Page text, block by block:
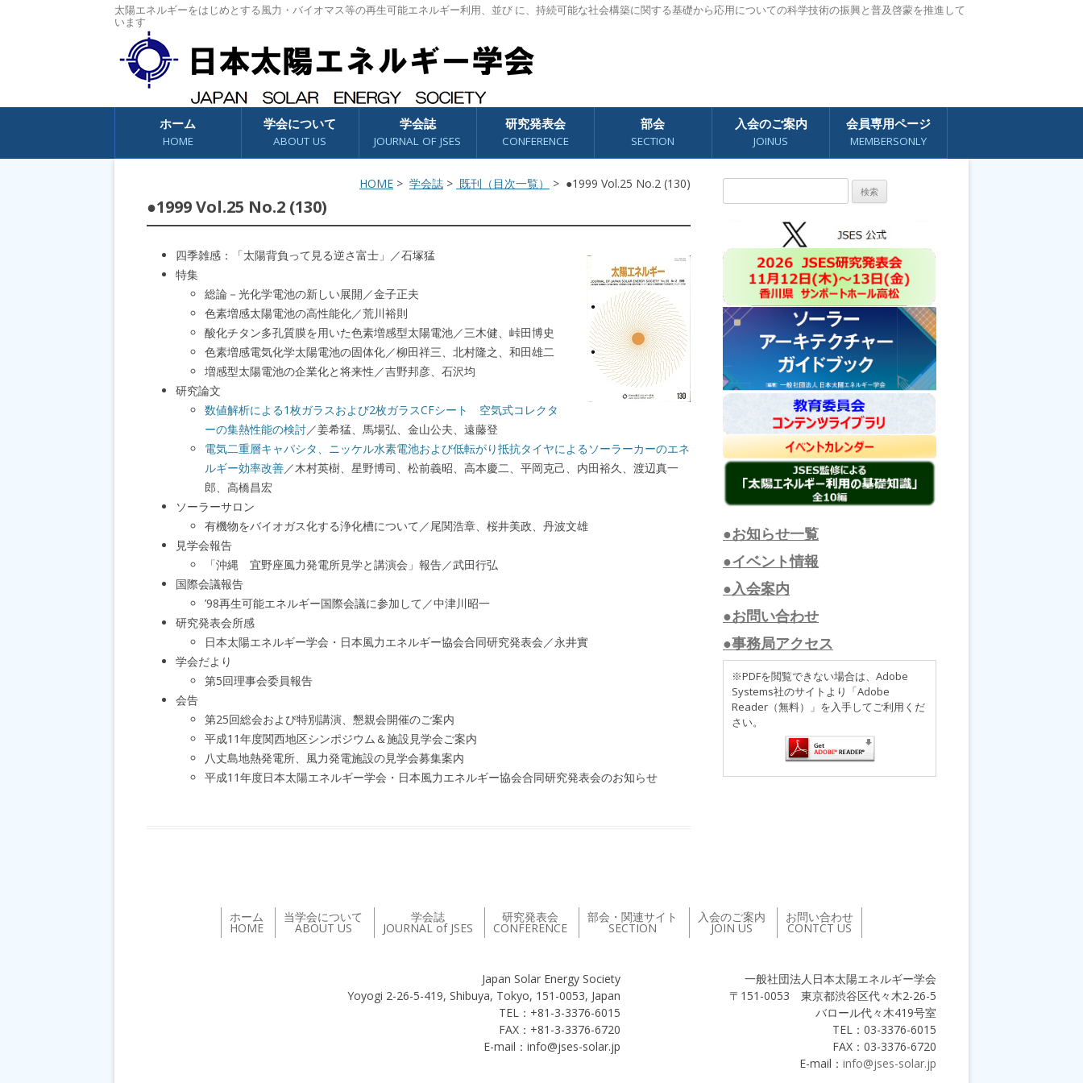
太陽エネルギーをはじめとする風力・バイオマス等の再生可能エネルギー利用、並び に、持続可能な社会構築に関する基礎から応用についての科学技術の振興と普及啓蒙を推進して
います
コンテンツへスキップ
ホーム
HOME
学会について
ABOUT US
学会誌
JOURNAL OF JSES
研究発表会
CONFERENCE
部会
SECTION
入会のご案内
JOINUS
会員専用ページ
MEMBERSONLY
HOME > 学会誌 > 既刊（目次一覧） > ●1999 Vol.25 No.2 (130)
●1999 Vol.25 No.2 (130)
四季雑感：「太陽背負って見る逆さ富士」／石塚猛
特集
総論－光化学電池の新しい展開／金子正夫
色素増感太陽電池の高性能化／荒川裕則
酸化チタン多孔質膜を用いた色素増感型太陽電池／三木健、峠田博史
色素増感電気化学太陽電池の固体化／柳田祥三、北村隆之、和田雄二
増感型太陽電池の企業化と将来性／吉野邦彦、石沢均
研究論文
数値解析による1枚ガラスおよび2枚ガラスCFシート 空気式コレクタ
ーの集熱性能の検討／姜希猛、馬場弘、金山公夫、遠藤登
電気二重層キャパシタ、ニッケル水素電池および低転がり抵抗タイヤによるソーラーカーのエネ
ルギー効率改善／木村英樹、星野博司、松前義昭、高本慶二、平岡克己、内田裕久、渡辺真一
郎、高橋昌宏
ソーラーサロン
有機物をバイオガス化する浄化槽について／尾関浩章、桜井美政、丹波文雄
見学会報告
「沖縄 宜野座風力発電所見学と講演会」報告／武田行弘
国際会議報告
’98再生可能エネルギー国際会議に参加して／中津川昭一
研究発表会所感
日本太陽エネルギー学会・日本風力エネルギー協会合同研究発表会／永井實
学会だより
第5回理事会委員報告
会告
第25回総会および特別講演、懇親会開催のご案内
平成11年度関西地区シンポジウム＆施設見学会ご案内
八丈島地熱発電所、風力発電施設の見学会募集案内
平成11年度日本太陽エネルギー学会・日本風力エネルギー協会合同研究発表会のお知らせ
索:
●お知らせ一覧
●イベント情報
●入会案内
●お問い合わせ
●事務局アクセス
※PDFを閲覧できない場合は、Adobe
Systems社のサイトより「Adobe
Reader（無料）」を入手してご利用くだ
さい。
ホーム
HOME
当学会について
ABOUT US
学会誌
JOURNAL of JSES
研究発表会
CONFERENCE
部会・関連サイト
SECTION
入会のご案内
JOIN US
お問い合わせ
CONTCT US
一般社団法人日本太陽エネルギー学会
〒151-0053 東京都渋谷区代々木2-26-5
バロール代々木419号室
TEL：03-3376-6015
FAX：03-3376-6720
E-mail： info@jses-solar.jp
Japan Solar Energy Society
Yoyogi 2-26-5-419, Shibuya, Tokyo, 151-0053, Japan
TEL：+81-3-3376-6015
FAX：+81-3-3376-6720
E-mail：info@jses-solar.jp